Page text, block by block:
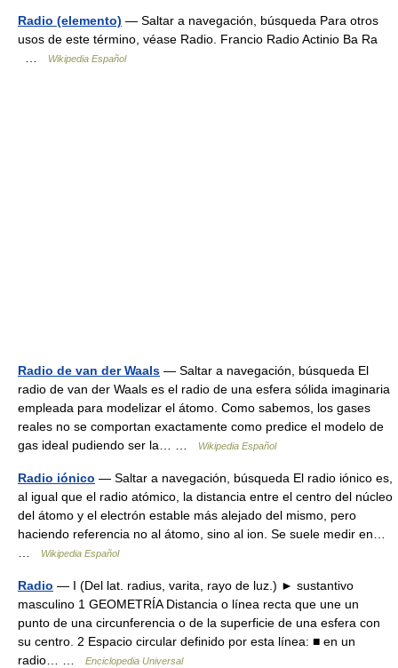
Radio (elemento) — Saltar a navegación, búsqueda Para otros
usos de este término, véase Radio. Francio Radio Actinio Ba Ra
Wikipedia Español
Radio de van der Waals — Saltar a navegación, búsqueda El
radio de van der Waals es el radio de una esfera sólida imaginaria
empleada para modelizar el átomo. Como sabemos, los gases
reales no se comportan exactamente como predice el modelo de
gas ideal pudiendo ser la… …
Wikipedia Español
Radio iónico — Saltar a navegación, búsqueda El radio iónico es,
al igual que el radio atómico, la distancia entre el centro del núcleo
del átomo y el electrón estable más alejado del mismo, pero
haciendo referencia no al átomo, sino al ion. Se suele medir en…
Wikipedia Español
Radio — I (Del lat. radius, varita, rayo de luz.) ► sustantivo
masculino 1 GEOMETRÍA Distancia o línea recta que une un
punto de una circunferencia o de la superficie de una esfera con
su centro. 2 Espacio circular definido por esta línea: ■ en un
radio… …
Enciclopedia Universal